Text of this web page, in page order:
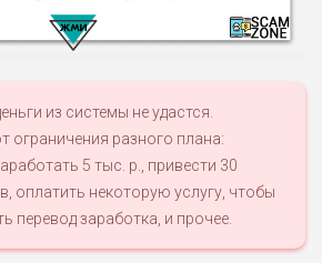
ВСЕМ
0
из системы не удастся.
ограничения разного плана:
5 тыс. р., привести 30
оплатить некоторую услугу, чтобы
перевод заработка, и прочее.